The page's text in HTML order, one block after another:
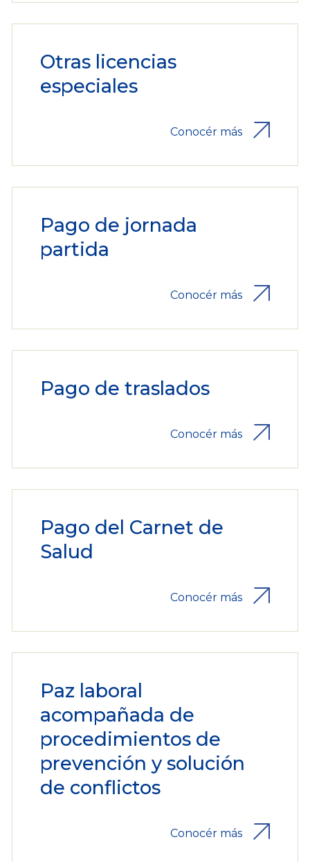
Otras licencias
especiales
Conocér más
Pago de jornada
partida
Conocér más
Pago de traslados
Conocér más
Pago del Carnet de
Salud
Conocér más
Paz laboral
acompañada de
procedimientos de
prevención y solución
de conflictos
Conocér más